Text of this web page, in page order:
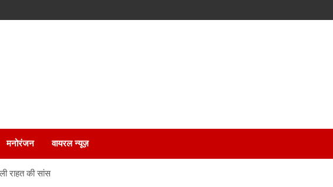
मनोरंजन वायरल न्यूज़
राहत की सांस